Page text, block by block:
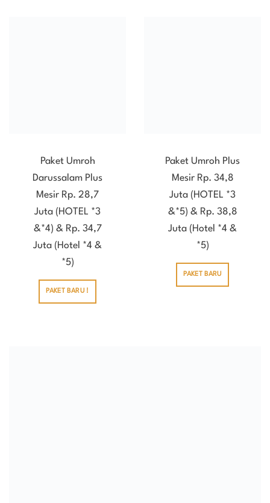
Paket Umroh
Darussalam Plus
Mesir Rp. 28,7
Juta (HOTEL *3
&*4) & Rp. 34,7
Juta (Hotel *4 &
*5)
PAKET BARU !
Paket Umroh Plus
Mesir Rp. 34,8
Juta (HOTEL *3
&*5) & Rp. 38,8
Juta (Hotel *4 &
*5)
PAKET BARU